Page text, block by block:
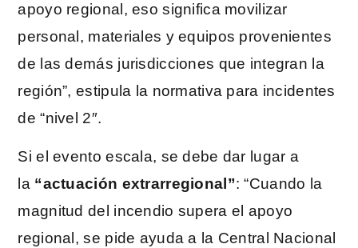
apoyo regional, eso significa movilizar
personal, materiales y equipos provenientes
de las demás jurisdicciones que integran la
región”, estipula la normativa para incidentes
de “nivel 2″.
Si el evento escala, se debe dar lugar a
la “actuación extrarregional”: “Cuando la
magnitud del incendio supera el apoyo
regional, se pide ayuda a la Central Nacional